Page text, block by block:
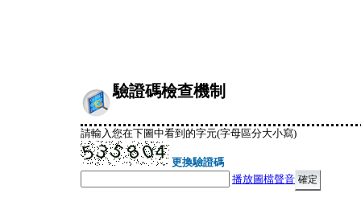
驗證碼檢查機制
請輸入您在下圖中看到的字元(字母區分大小寫)
更換驗證碼
播放圖檔聲音